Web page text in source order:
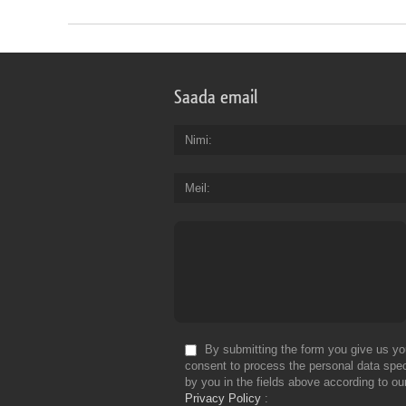
Saada email
Nimi
Meil
By submitting the form you give us
consent to process the personal data
by you in the fields above according to
Privacy Policy